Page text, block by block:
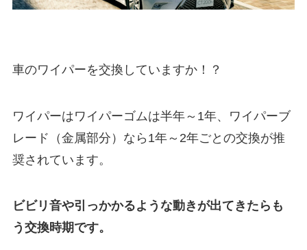
車のワイパーを交換していますか！？
ワイパーはワイパーゴムは半年～1年、ワイパーブ
レード（金属部分）なら1年～2年ごとの交換が推
奨されています。
ビビリ音や引っかかるような動きが出てきたらも
う交換時期です。